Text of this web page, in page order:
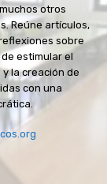
otros
Reúne artículos,
sobre
estimular el
la creación de
con una